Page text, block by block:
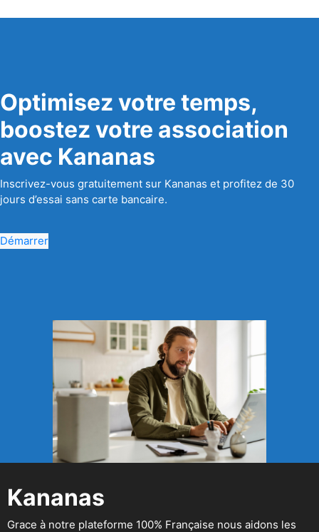
Optimisez votre temps,
boostez votre association
avec Kananas
Inscrivez-vous gratuitement sur Kananas et profitez de 30
jours d’essai sans carte bancaire.
Démarrer
Kananas
Grace à notre plateforme 100% Française nous aidons les